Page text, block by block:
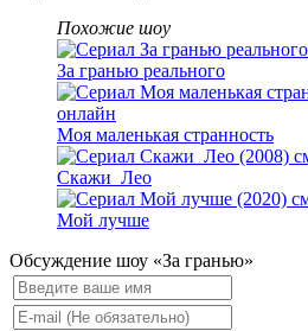
Похожие шоу
За гранью реального
Моя маленькая странность
Скажи_Лео
Мой лучше
Обсуждение шоу «За гранью»